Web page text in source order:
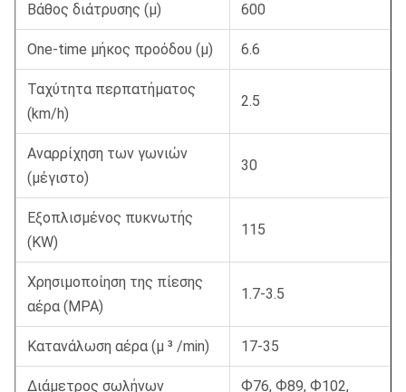
Βάθος διάτρυσης (μ) 600
One-time μήκος προόδου (μ) 6.6
Ταχύτητα περπατήματος
(km/h)
2.5
Αναρρίχηση των γωνιών
(μέγιστο)
30
Εξοπλισμένος πυκνωτής
(KW)
115
Χρησιμοποίηση της πίεσης
αέρα (MPA)
1.7-3.5
Κατανάλωση αέρα (μ ³ /min) 17-35
Διάμετρος σωλήνων Ф76, Ф89, Ф102,